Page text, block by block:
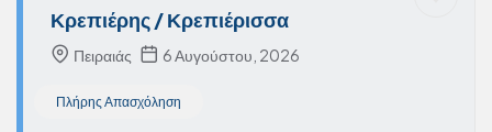
Κρεπιέρης / Κρεπιέρισσα
Πειραιάς 6 Αυγούστου, 2026
Πλήρης Απασχόληση